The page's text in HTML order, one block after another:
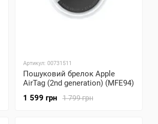
Артикул: 00731511
Пошуковий брелок Apple
AirTag (2nd generation) (MFE94)
1 799 грн
1 599 грн